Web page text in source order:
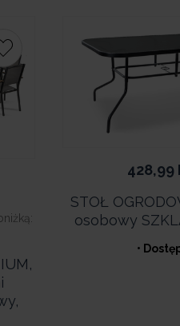
428,99
STOŁ
osobowy
•